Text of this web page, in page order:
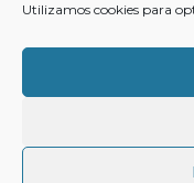
Utilizamos cookies para
Avda. País